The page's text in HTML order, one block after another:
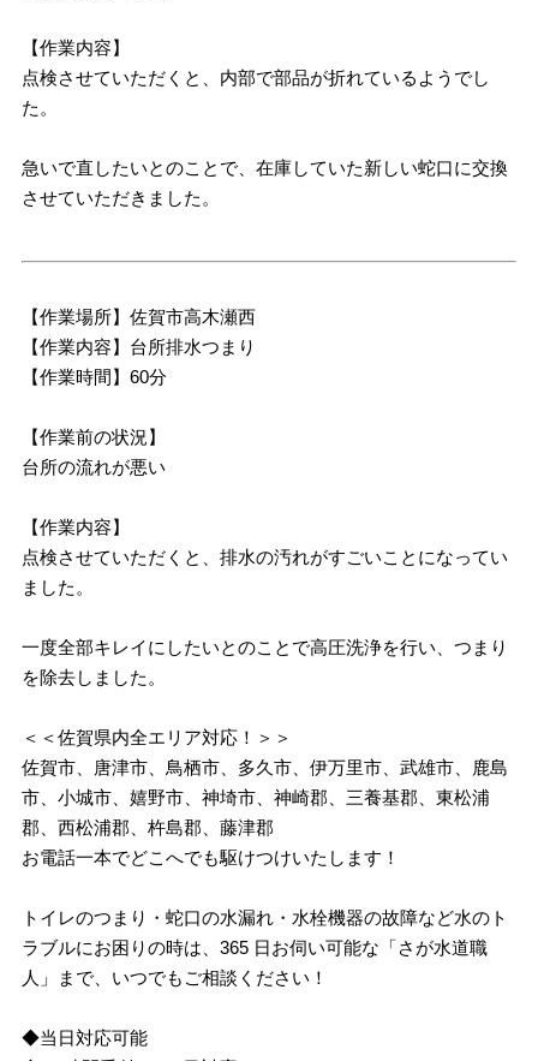
【作業内容】
点検させていただくと、内部で部品が折れているようでし
た。
急いで直したいとのことで、在庫していた新しい蛇口に交換
させていただきました。
【作業場所】佐賀市高木瀬西
【作業内容】台所排水つまり
【作業時間】60分
【作業前の状況】
台所の流れが悪い
【作業内容】
点検させていただくと、排水の汚れがすごいことになってい
ました。
一度全部キレイにしたいとのことで高圧洗浄を行い、つまり
を除去しました。
＜＜佐賀県内全エリア対応！＞＞
佐賀市、唐津市、鳥栖市、多久市、伊万里市、武雄市、鹿島
市、小城市、嬉野市、神埼市、神崎郡、三養基郡、東松浦
郡、西松浦郡、杵島郡、藤津郡
お電話一本でどこへでも駆けつけいたします！
トイレのつまり・蛇口の水漏れ・水栓機器の故障など水のト
ラブルにお困りの時は、365 日お伺い可能な「さが水道職
人」まで、いつでもご相談ください！
◆当日対応可能